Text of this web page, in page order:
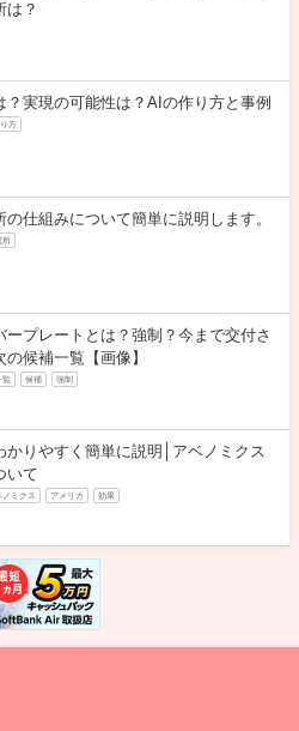
は？
？実現の可能性は？AIの作り方と事例
方
の仕組みについて簡単に説明します。
所
ープレートとは？強制？今まで交付さ
候補一覧【画像】
覧 候補 強制
かりやすく簡単に説明│アベノミクス
いて
ノミクス アメリカ 効果